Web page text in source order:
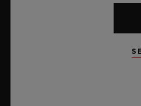
Mestre da Safira, mais uma